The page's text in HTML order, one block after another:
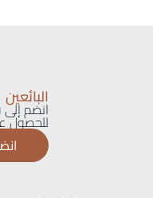
البائعين
انضم إلى
للحصول